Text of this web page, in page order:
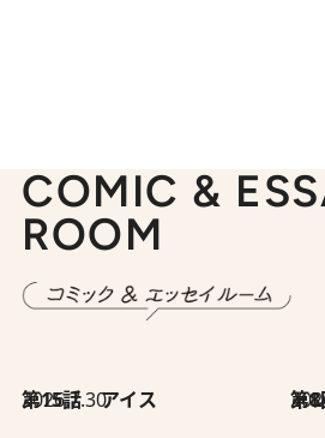
COMIC &
ROOM
2026.7.30
第15話 アイス 第8回「